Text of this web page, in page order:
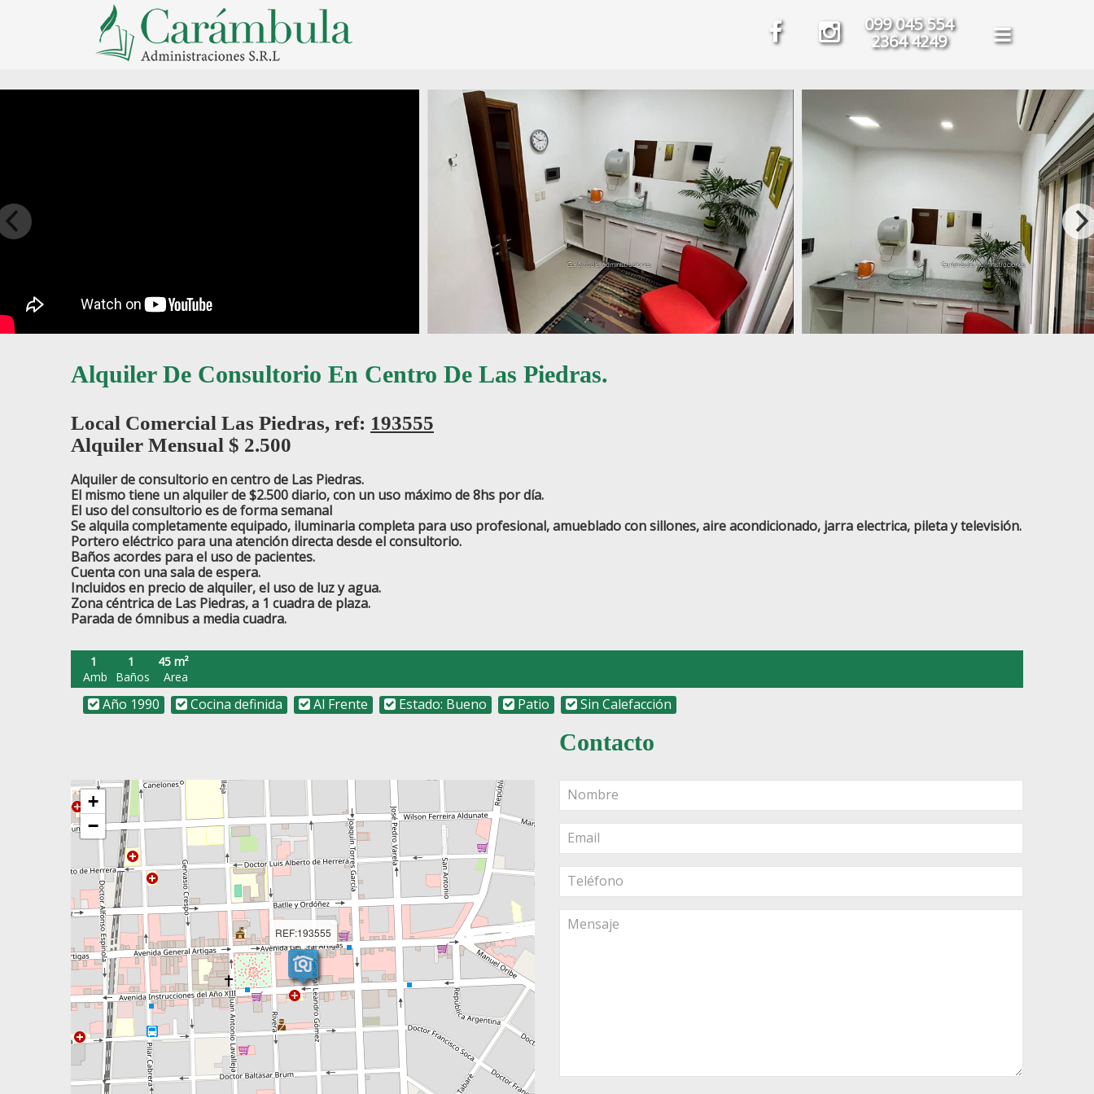
099 045 554
2364 4249
Alquiler De Consultorio En Centro De Las Piedras.
Local Comercial Las Piedras, ref: 193555
Alquiler Mensual $ 2.500
Alquiler de consultorio en centro de Las Piedras.
El mismo tiene un alquiler de $2.500 diario, con un uso máximo de 8hs por día.
El uso del consultorio es de forma semanal
Se alquila completamente equipado, iluminaria completa para uso profesional, amueblado con sillones, aire acondicionado, jarra electrica, pileta y televisión.
Portero eléctrico para una atención directa desde el consultorio.
Baños acordes para el uso de pacientes.
Cuenta con una sala de espera.
Incluidos en precio de alquiler, el uso de luz y agua.
Zona céntrica de Las Piedras, a 1 cuadra de plaza.
Parada de ómnibus a media cuadra.
1
Amb
1
Baños
45 m²
Area
Año 1990 Cocina definida Al Frente Estado: Bueno Patio Sin Calefacción
REF:193555
+
−
Contacto